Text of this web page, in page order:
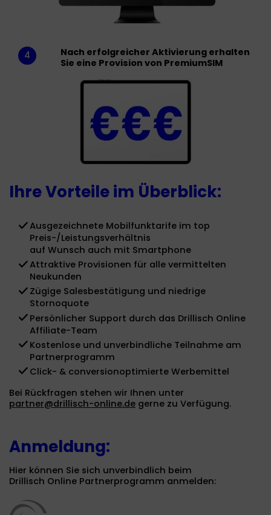
4
Nach erfolgreicher Aktivierung erhalten
Sie eine Provision von PremiumSIM
Ihre Vorteile im Überblick:
Ausgezeichnete Mobilfunktarife im top
Preis-/Leistungsverhältnis
auf Wunsch auch mit Smartphone
Attraktive Provisionen für alle vermittelten
Neukunden
Zügige Salesbestätigung und niedrige
Stornoquote
Persönlicher Support durch das Drillisch Online
Affiliate-Team
Kostenlose und unverbindliche Teilnahme am
Partnerprogramm
Click- & conversionoptimierte Werbemittel
Bei Rückfragen stehen wir Ihnen unter
partner@drillisch-online.de gerne zu Verfügung.
Anmeldung:
Hier können Sie sich unverbindlich beim
Drillisch Online Partnerprogramm anmelden: